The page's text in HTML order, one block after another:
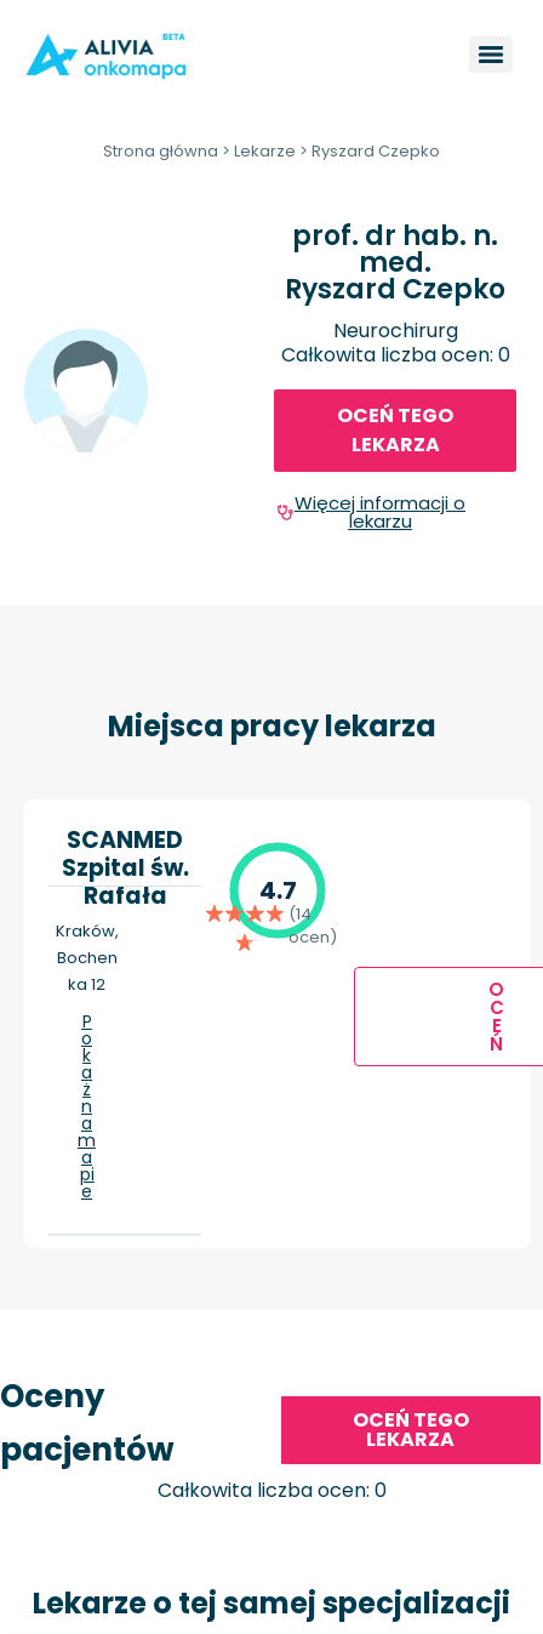
Strona główna > Lekarze > Ryszard Czepko
prof. dr hab. n.
med.
Ryszard Czepko
Neurochirurg
Całkowita liczba ocen: 0
OCEŃ TEGO
LEKARZA
Więcej informacji o
lekarzu
Miejsca pracy lekarza
SCANMED
Szpital św.
Rafała
Kraków,
Bochen
ka 12
P
o
k
a
ż
n
a
m
a
pi
e
4.7
(14
ocen)
O
C
E
Ń
Oceny
pacjentów
OCEŃ TEGO
LEKARZA
Całkowita liczba ocen: 0
Lekarze o tej samej specjalizacji